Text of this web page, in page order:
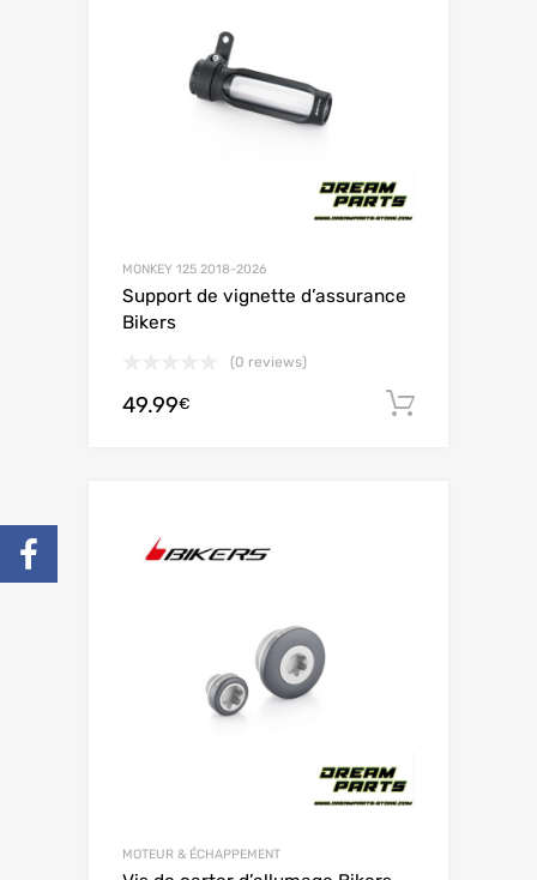
MONKEY 125 2018-2026
Support de vignette d’assurance
Bikers
(0 reviews)
49.99€
MOTEUR & ÉCHAPPEMENT